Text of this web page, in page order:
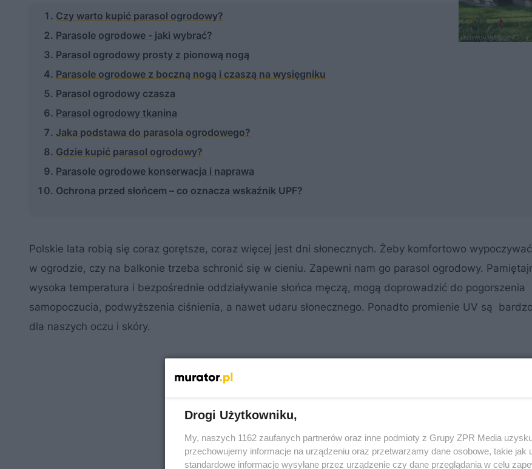
Czy warto kupić parasol ogrodowy?
Parasole ogrodowe - jaki wybrać?
Parasol ogrodowy prosty z pionową nogą
Parasole ogrodowe z boczną nogą i czaszą na wysięgniku
Parasol ogrodowy czasza
Parasol ogrodowy tkanina
Jaka podstawa do parasola ogrodowego?
Gdzie kupić parasol ogrodowy?
Parasole ogrodowe konserwacja i naprawa
Ochrona przed słońcem – co oznacza wskaźnik UPF?
Polskie lata robią się coraz gorętsze, coraz więcej jest dni słonecznych. Żeby komfortowo
w ogrodzie, czy na balkonie trzeba schronić się w cieniu. Zapewni nam go parasol ogrodowy.
wysoka temperatura i bezpośrednie oddziaływanie słońca męczą, mogą doprowadzić do pogorszenia
samopoczucia, podwyższenia ciśnienia, a nawet udaru słonecznego. Ponadto promienie UV są
dla naszych oczu i skóry.
Drogi Użytkowniku,
My, naszych 1162 zaufanych partnerów oraz inne podmioty z Grupy ZPR Media
przechowujemy informacje na urządzeniu oraz przetwarzamy dane osobowe, takie jak
standardowe informacje wysyłane przez urządzenie czy dane przeglądania w celu